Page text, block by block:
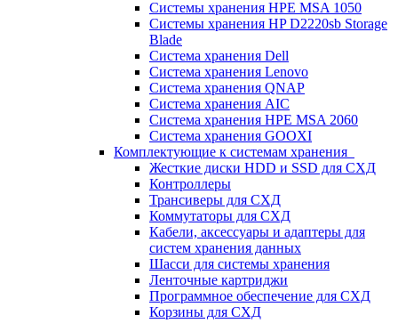
Системы хранения HPE MSA 1050
Системы хранения HP D2220sb Storage
Blade
Система хранения Dell
Система хранения Lenovo
Система хранения QNAP
Система хранения AIC
Система хранения HPE MSA 2060
Система хранения GOOXI
Комплектующие к системам хранения
Жесткие диски HDD и SSD для СХД
Контроллеры
Трансиверы для СХД
Коммутаторы для СХД
Кабели, аксессуары и адаптеры для
систем хранения данных
Шасси для системы хранения
Ленточные картриджи
Программное обеспечение для СХД
Корзины для СХД